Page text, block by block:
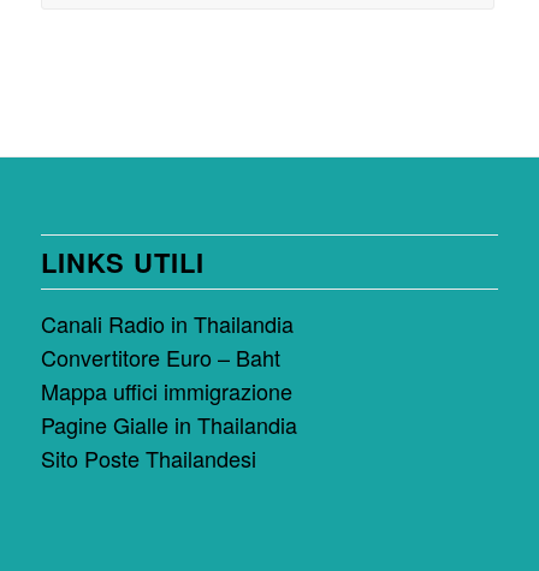
LINKS UTILI
Canali Radio in Thailandia
Convertitore Euro – Baht
Mappa uffici immigrazione
Pagine Gialle in Thailandia
Sito Poste Thailandesi